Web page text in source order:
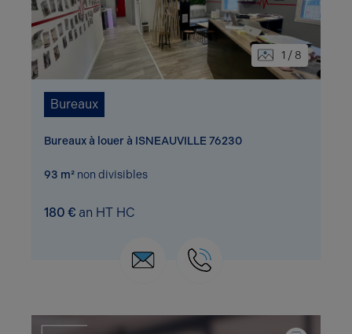
1 / 8
Bureaux
Bureaux à louer à ISNEAUVILLE 76230
93 m² non divisibles
180 € an HT HC